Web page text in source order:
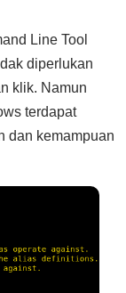
Line Tool
diperlukan
klik. Namun
terdapat
dan kemampuan